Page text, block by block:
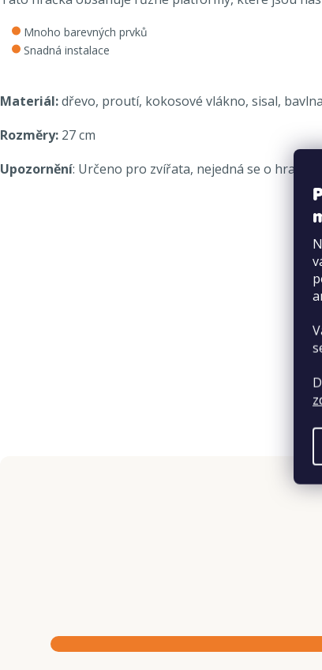
Mnoho barevných prvků
Snadná instalace
Materiál:dřevo, proutí, kokosové vlákno, sisal,
Rozměry: 27 cm
Upozornění: Určeno pro zvířata, nejedná se o hračku